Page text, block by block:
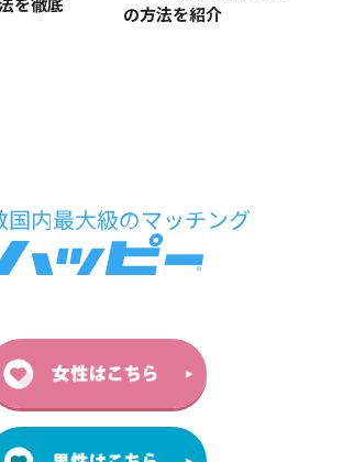
を徹底
の方法を紹介